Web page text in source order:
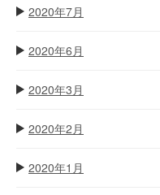
2020年7月
2020年6月
2020年3月
2020年2月
2020年1月